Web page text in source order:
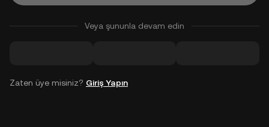
Veya şununla devam edin
Zaten üye misiniz? Giriş Yapın